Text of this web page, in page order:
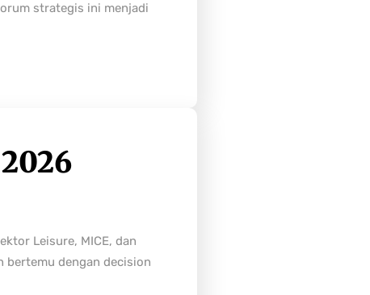
strategis ini menjadi
Leisure, MICE, dan
bertemu dengan decision